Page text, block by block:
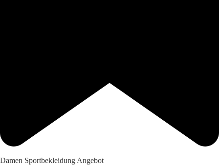
Damen Sportbekleidung Angebot